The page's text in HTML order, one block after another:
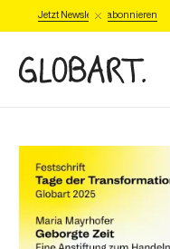
Jetzt Newsletter abonnieren